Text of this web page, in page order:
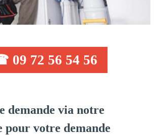
09 72 56 54 56
demande via notre
votre demande